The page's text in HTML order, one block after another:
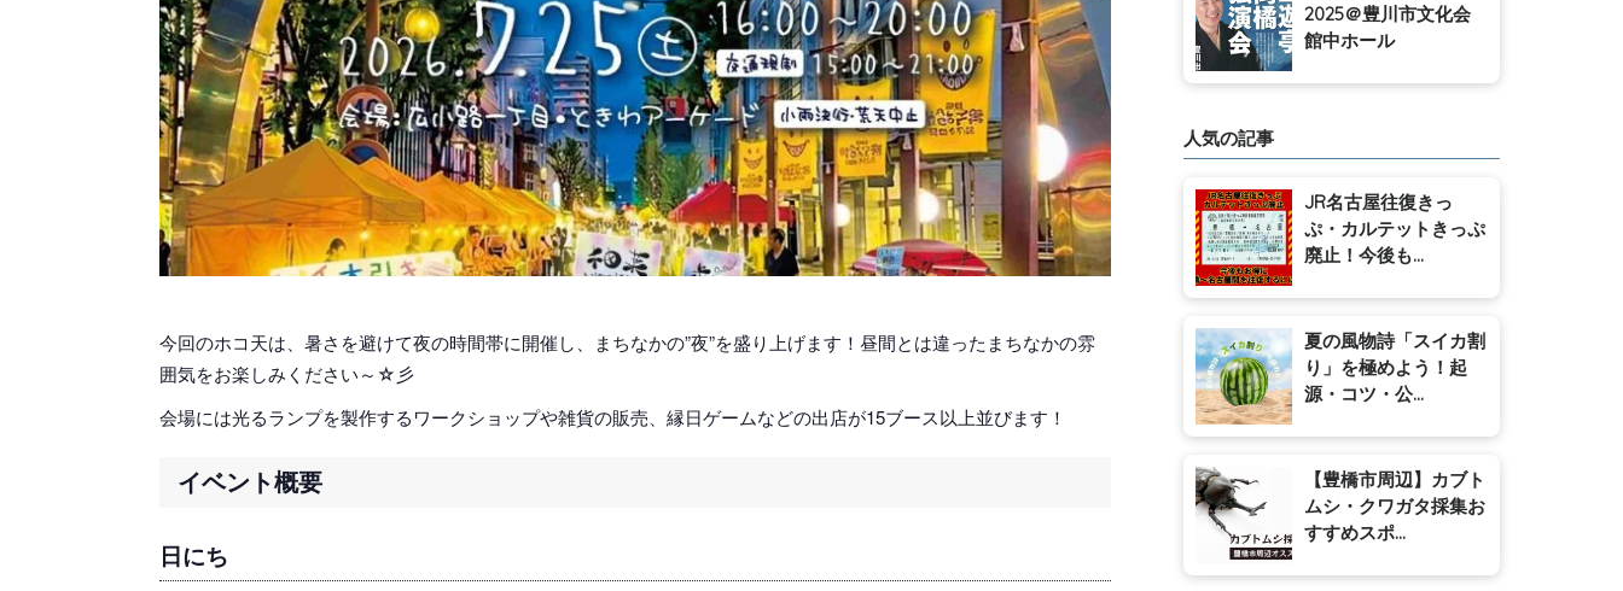
今回のホコ天は、暑さを避けて夜の時間帯に開催し、まちなかの”夜”を盛り上げます！昼間とは違ったまちなかの雰
囲気をお楽しみください～☆彡
会場には光るランプを製作するワークショップや雑貨の販売、縁日ゲームなどの出店が15ブース以上並びます！
イベント概要
日にち
2025＠豊川市文化会
館中ホール
人気の記事
JR名古屋往復きっ
ぷ・カルテットきっぷ
廃止！今後も...
夏の風物詩「スイカ割
り」を極めよう！起
源・コツ・公...
【豊橋市周辺】カブト
ムシ・クワガタ採集お
すすめスポ...